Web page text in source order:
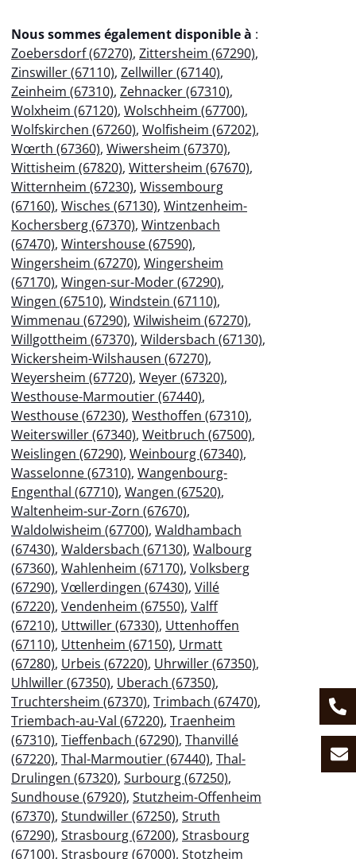
Nous sommes également disponible à :
Zoebersdorf (67270), Zittersheim (67290),
Zinswiller (67110), Zellwiller (67140),
Zeinheim (67310), Zehnacker (67310),
Wolxheim (67120), Wolschheim (67700),
Wolfskirchen (67260), Wolfisheim (67202),
Wœrth (67360), Wiwersheim (67370),
Wittisheim (67820), Wittersheim (67670),
Witternheim (67230), Wissembourg
(67160), Wisches (67130), Wintzenheim-
Kochersberg (67370), Wintzenbach
(67470), Wintershouse (67590),
Wingersheim (67270), Wingersheim
(67170), Wingen-sur-Moder (67290),
Wingen (67510), Windstein (67110),
Wimmenau (67290), Wilwisheim (67270),
Willgottheim (67370), Wildersbach (67130),
Wickersheim-Wilshausen (67270),
Weyersheim (67720), Weyer (67320),
Westhouse-Marmoutier (67440),
Westhouse (67230), Westhoffen (67310),
Weiterswiller (67340), Weitbruch (67500),
Weislingen (67290), Weinbourg (67340),
Wasselonne (67310), Wangenbourg-
Engenthal (67710), Wangen (67520),
Waltenheim-sur-Zorn (67670),
Waldolwisheim (67700), Waldhambach
(67430), Waldersbach (67130), Walbourg
(67360), Wahlenheim (67170), Volksberg
(67290), Vœllerdingen (67430), Villé
(67220), Vendenheim (67550), Valff
(67210), Uttwiller (67330), Uttenhoffen
(67110), Uttenheim (67150), Urmatt
(67280), Urbeis (67220), Uhrwiller (67350),
Uhlwiller (67350), Uberach (67350),
Truchtersheim (67370), Trimbach (67470),
Triembach-au-Val (67220), Traenheim
(67310), Tieffenbach (67290), Thanvillé
(67220), Thal-Marmoutier (67440), Thal-
Drulingen (67320), Surbourg (67250),
Sundhouse (67920), Stutzheim-Offenheim
(67370), Stundwiller (67250), Struth
(67290), Strasbourg (67200), Strasbourg
(67100), Strasbourg (67000), Stotzheim